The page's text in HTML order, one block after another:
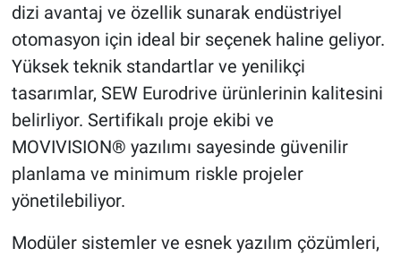
dizi avantaj ve özellik sunarak endüstriyel
otomasyon için ideal bir seçenek haline geliyor.
Yüksek teknik standartlar ve yenilikçi
tasarımlar, SEW Eurodrive ürünlerinin kalitesini
belirliyor. Sertifikalı proje ekibi ve
MOVIVISION® yazılımı sayesinde güvenilir
planlama ve minimum riskle projeler
yönetilebiliyor.
Modüler sistemler ve esnek yazılım çözümleri,